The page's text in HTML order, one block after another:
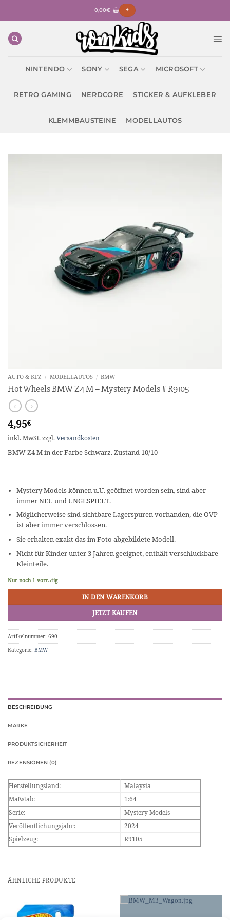
0,00€ +
NINTENDO SONY SEGA MICROSOFT
RETRO GAMING NERDCORE STICKER & AUFKLEBER
KLEMMBAUSTEINE MODELLAUTOS
AUTO & KFZ / MODELLAUTOS / BMW
Hot Wheels BMW Z4 M – Mystery Models # R9105
4,95€
inkl. MwSt. zzgl. Versandkosten
BMW Z4 M in der Farbe Schwarz. Zustand 10/10
Mystery Models können u.U. geöffnet worden sein, sind aber
immer NEU und UNGESPIELT.
Möglicherweise sind sichtbare Lagerspuren vorhanden, die OVP
ist aber immer verschlossen.
Sie erhalten exakt das im Foto abgebildete Modell.
Nicht für Kinder unter 3 Jahren geeignet, enthält verschluckbare
Kleinteile.
Nur noch 1 vorrätig
IN DEN WARENKORB
JETZT KAUFEN
Artikelnummer: 690
Kategorie: BMW
BESCHREIBUNG
MARKE
PRODUKTSICHERHEIT
REZENSIONEN (0)
Herstellungsland:
Malaysia
Maßstab:
1:64
Serie:
Mystery Models
Veröffentlichungsjahr:
2024
Spielzeug:
R9105
ÄHNLICHE PRODUKTE